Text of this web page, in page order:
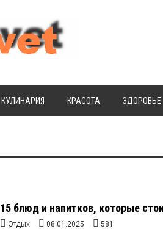
КУЛИНАРИЯ КРАСОТА ЗДОРОВЬЕ
15 блюд и напитков, которые
Отдых 08.01.2025 581